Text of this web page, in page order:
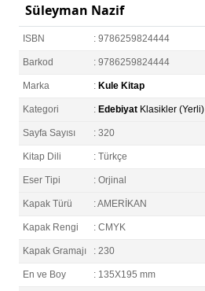
Süleyman Nazif
ISBN : 9786259824444
Barkod : 9786259824444
Marka : Kule Kitap
Kategori : Edebiyat Klasikler (Yerli)
Sayfa Sayısı : 320
Kitap Dili : Türkçe
Eser Tipi : Orjinal
Kapak Türü : AMERİKAN
Kapak Rengi : CMYK
Kapak Gramajı : 230
En ve Boy : 135X195 mm